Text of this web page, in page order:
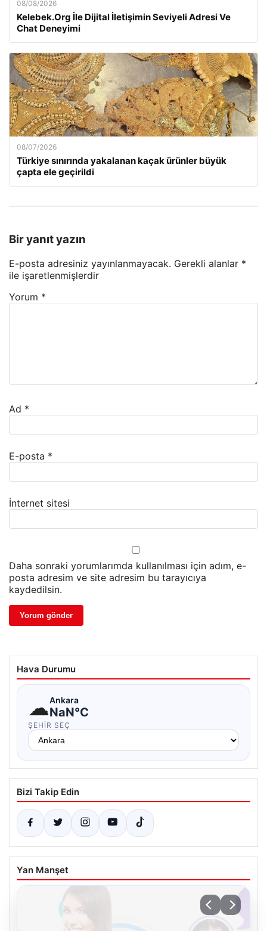
08/08/2026
Kelebek.Org İle Dijital İletişimin Seviyeli Adresi Ve
Chat Deneyimi
08/07/2026
Türkiye sınırında yakalanan kaçak ürünler büyük
çapta ele geçirildi
Bir yanıt yazın
E-posta adresiniz yayınlanmayacak. Gerekli alanlar *
ile işaretlenmişlerdir
Yorum *
Ad *
E-posta *
İnternet sitesi
Daha sonraki yorumlarımda kullanılması için adım, e-
posta adresim ve site adresim bu tarayıcıya
kaydedilsin.
Hava Durumu
☁Ankara
NaN°C
ŞEHIR SEÇ
Bizi Takip Edin
Yan Manşet